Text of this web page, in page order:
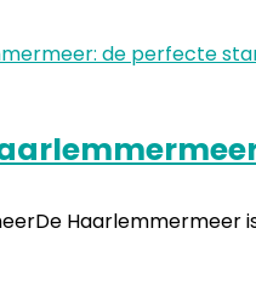
Haarlemmermeer